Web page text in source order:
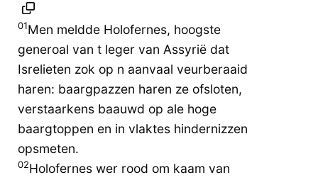
01Men meldde Holofernes, hoogste
generoal van t leger van Assyrië dat
Isrelieten zok op n aanvaal veurberaaid
haren: baargpazzen haren ze ofsloten,
verstaarkens baauwd op ale hoge
baargtoppen en in vlaktes hindernizzen
opsmeten.
02Holofernes wer rood om kaam van